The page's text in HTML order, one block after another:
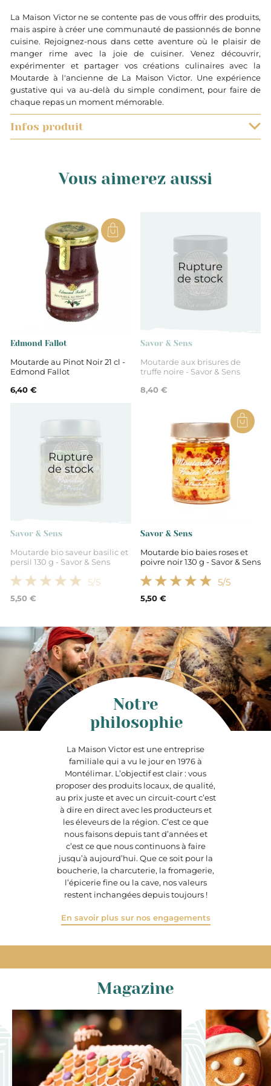
La Maison Victor ne se contente pas de vous offrir des produits,
mais aspire à créer une communauté de passionnés de bonne
cuisine. Rejoignez-nous dans cette aventure où le plaisir de
manger rime avec la joie de cuisiner. Venez découvrir,
expérimenter et partager vos créations culinaires avec la
Moutarde à l'ancienne de La Maison Victor. Une expérience
gustative qui va au-delà du simple condiment, pour faire de
chaque repas un moment mémorable.
Infos produit
France
Île-de-France
Val-de-Marne
métabisulfite de potassium
Eau, graines de moutarde, vinaigre,
sel, sucre, acidifiant
acide citrique, épices, conservateur
Vous aimerez aussi
Edmond Fallot
Moutarde au Pinot Noir 21 cl -
Edmond Fallot
6,40 €
Rupture
de stock
Savor & Sens
Moutarde aux brisures de
truffe noire - Savor & Sens
8,40 €
Rupture
de stock
Savor & Sens
Moutarde bio saveur basilic et
persil 130 g - Savor & Sens
5/5
5,50 €
Savor & Sens
Moutarde bio baies roses et
poivre noir 130 g - Savor & Sens
5/5
5,50 €
La Maison Victor est une entreprise
familiale qui a vu le jour en 1976 à
Montélimar. L’objectif est clair : vous
proposer des produits locaux, de qualité,
au prix juste et avec un circuit-court c’est
à dire en direct avec les producteurs et
les éleveurs de la région. C’est ce que
nous faisons depuis tant d’années et
c’est ce que nous continuons à faire
jusqu’à aujourd’hui. Que ce soit pour la
boucherie, la charcuterie, la fromagerie,
l’épicerie fine ou la cave, nos valeurs
restent inchangées depuis toujours !
En savoir plus sur nos engagements
Notre
philosophie
Magazine